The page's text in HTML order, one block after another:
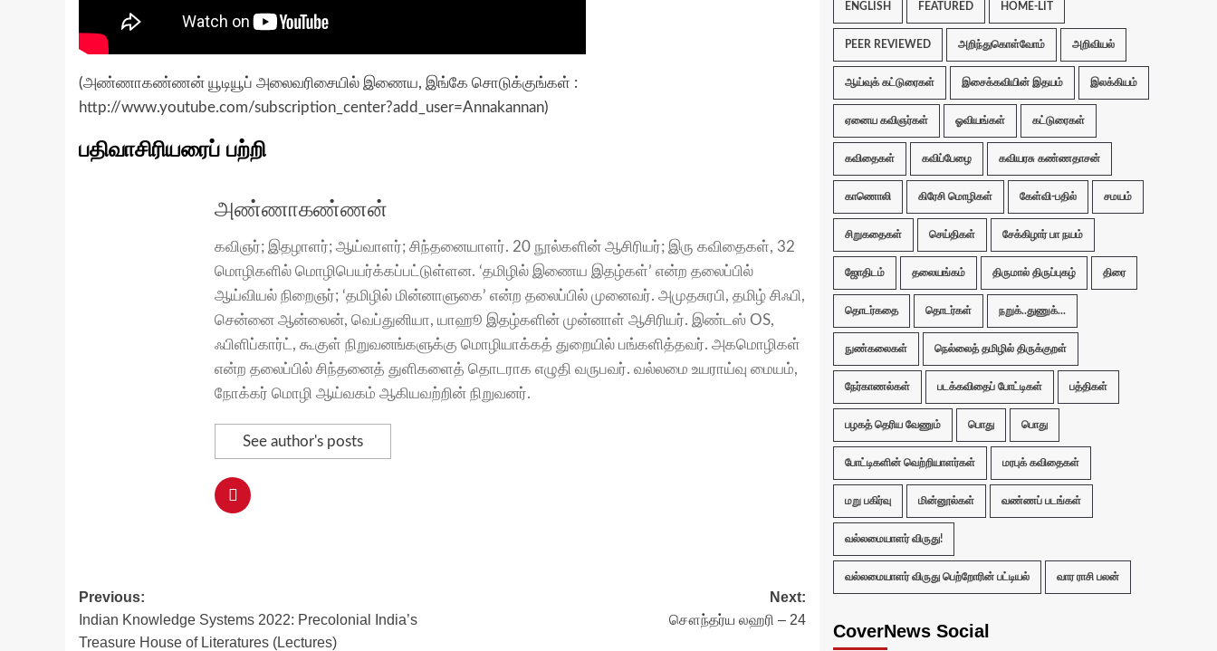
(அண்ணாகண்ணன் யூடியூப் அலைவரிசையில் இணைய, இங்கே சொடுக்குங்கள் :
http://www.youtube.com/subscription_center?add_user=Annakannan)
பதிவாசிரியரைப் பற்றி
அண்ணாகண்ணன்
கவிஞர்; இதழாளர்; ஆய்வாளர்; சிந்தனையாளர். 20 நூல்களின் ஆசிரியர்; இரு கவிதைகள், 32
மொழிகளில் மொழிபெயர்க்கப்பட்டுள்ளன. ‘தமிழில் இணைய இதழ்கள்’ என்ற தலைப்பில்
ஆய்வியல் நிறைஞர்; ‘தமிழில் மின்னாளுகை’ என்ற தலைப்பில் முனைவர். அமுதசுரபி, தமிழ் சிஃபி,
சென்னை ஆன்லைன், வெப்துனியா, யாஹூ இதழ்களின் முன்னாள் ஆசிரியர். இண்டஸ் OS,
ஃபிளிப்கார்ட், கூகுள் நிறுவனங்களுக்கு மொழியாக்கத் துறையில் பங்களித்தவர். அகமொழிகள்
என்ற தலைப்பில் சிந்தனைத் துளிகளைத் தொடராக எழுதி வருபவர். வல்லமை உயராய்வு மையம்,
நோக்கர் மொழி ஆய்வகம் ஆகியவற்றின் நிறுவனர்.
See author's posts
Post
navigation
Previous:
Indian Knowledge Systems 2022: Precolonial India’s
Treasure House of Literatures (Lectures)
Next:
சௌந்தர்ய லஹரி – 24
ENGLISH FEATURED HOME-LIT
PEER REVIEWED அறிந்துகொள்வோம் அறிவியல்
ஆய்வுக் கட்டுரைகள் இசைக்கவியின் இதயம் இலக்கியம்
ஏனைய கவிஞர்கள் ஓவியங்கள் கட்டுரைகள்
கவிதைகள் கவிப்பேழை கவியரசு கண்ணதாசன்
காணொலி கிரேசி மொழிகள் கேள்வி-பதில் சமயம்
சிறுகதைகள் செய்திகள் சேக்கிழார் பா நயம்
ஜோதிடம் தலையங்கம் திருமால் திருப்புகழ் திரை
தொடர்கதை தொடர்கள் நறுக்..துணுக்...
நுண்கலைகள் நெல்லைத் தமிழில் திருக்குறள்
நேர்காணல்கள் படக்கவிதைப் போட்டிகள் பத்திகள்
பழகத் தெரிய வேணும் பொது பொது
போட்டிகளின் வெற்றியாளர்கள் மரபுக் கவிதைகள்
மறு பகிர்வு மின்னூல்கள் வண்ணப் படங்கள்
வல்லமையாளர் விருது!
வல்லமையாளர் விருது பெற்றோரின் பட்டியல் வார ராசி பலன்
CoverNews Social